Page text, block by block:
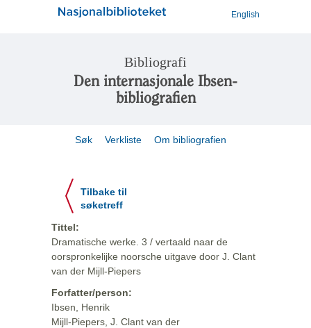
English
Bibliografi
Den internasjonale Ibsen-
bibliografien
Søk Verkliste Om bibliografien
Tilbake til
søketreff
Tittel:
Dramatische werke. 3 / vertaald naar de
oorspronkelijke noorsche uitgave door J. Clant
van der Mijll-Piepers
Forfatter/person:
Ibsen, Henrik
Mijll-Piepers, J. Clant van der